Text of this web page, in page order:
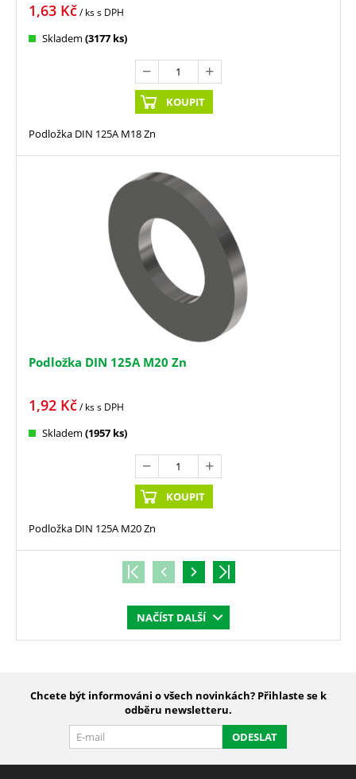
1,63 Kč/ kss DPH
Skladem (3177 ks)
KOUPIT
Podložka DIN 125A M18 Zn
Podložka DIN 125A M20 Zn
1,92 Kč/ kss DPH
Skladem (1957 ks)
KOUPIT
Podložka DIN 125A M20 Zn
NAČÍST DALŠÍ
Chcete být informováni o všech novinkách? Přihlaste se k
odběru newsletteru.
ODESLAT